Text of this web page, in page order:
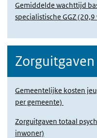
Gemiddelde wachttijd
specialistische GGZ
Zorguitgaven
Gemeentelijke kosten
per gemeente)
Zorguitgaven totaal
inwoner)